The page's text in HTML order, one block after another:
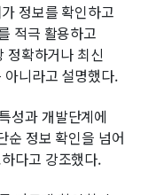
정보를 확인하고
적극 활용하고
정확하거나 최신
니라고 설명했다.
성과 개발단계에
순 정보 확인을 넘어
다고 강조했다.